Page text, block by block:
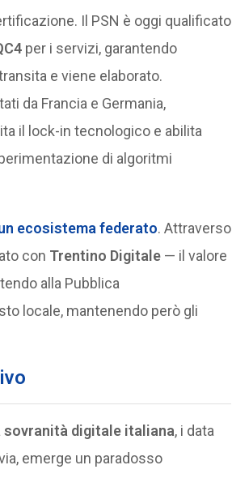
Il PSN è oggi qualificato
per i servizi, garantendo
e viene elaborato.
da Francia e Germania,
il lock-in tecnologico e abilita
di algoritmi
ecosistema federato. Attraverso
con Trentino Digitale— il valore
alla Pubblica
locale, mantenendo però gli
sovranità digitale italiana, i data
emerge un paradosso